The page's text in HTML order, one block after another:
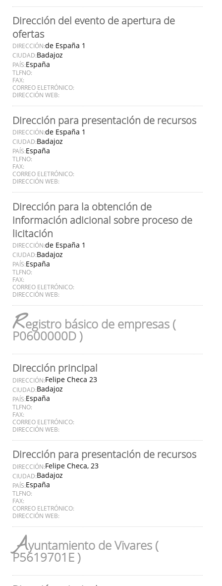
Dirección del evento de apertura de
ofertas
DIRECCIÓN:de España 1
CIUDAD:Badajoz
PAÍS:España
TLFNO:
FAX:
CORREO ELETRÓNICO:
DIRECCIÓN WEB:
Dirección para presentación de recursos
DIRECCIÓN:de España 1
CIUDAD:Badajoz
PAÍS:España
TLFNO:
FAX:
CORREO ELETRÓNICO:
DIRECCIÓN WEB:
Dirección para la obtención de
información adicional sobre proceso de
licitación
DIRECCIÓN:de España 1
CIUDAD:Badajoz
PAÍS:España
TLFNO:
FAX:
CORREO ELETRÓNICO:
DIRECCIÓN WEB:
Registro básico de empresas (
P0600000D )
Dirección principal
DIRECCIÓN:Felipe Checa 23
CIUDAD:Badajoz
PAÍS:España
TLFNO:
FAX:
CORREO ELETRÓNICO:
DIRECCIÓN WEB:
Dirección para presentación de recursos
DIRECCIÓN:Felipe Checa, 23
CIUDAD:Badajoz
PAÍS:España
TLFNO:
FAX:
CORREO ELETRÓNICO:
DIRECCIÓN WEB:
Ayuntamiento de Vivares (
P5619701E )